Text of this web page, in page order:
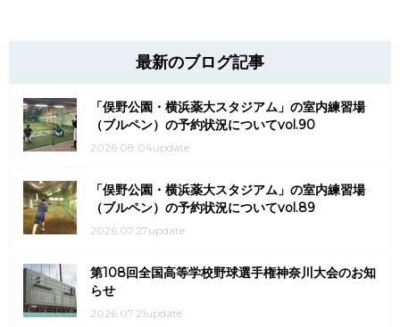
最新のブログ記事
「俣野公園・横浜薬大スタジアム」の室内練習場
（ブルペン）の予約状況についてvol.90
2026.08.04update
「俣野公園・横浜薬大スタジアム」の室内練習場
（ブルペン）の予約状況についてvol.89
2026.07.27update
第108回全国高等学校野球選手権神奈川大会のお知
らせ
2026.07.21update